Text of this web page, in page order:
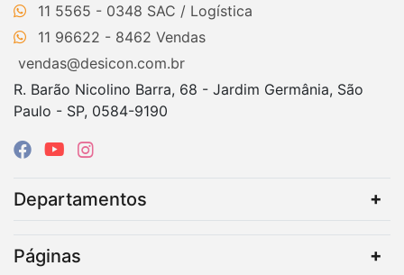
11 5565 - 0348
11 96622 - 8462
vendas@desicon.com.br
R. Barão Nicolino Barra, 68 - Jardim Germânia, São
Paulo - SP, 0584-9190
Departamentos
Páginas